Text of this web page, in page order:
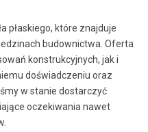
płaskiego, które znajduje
budownictwa. Oferta
konstrukcyjnych, jak i
doświadczeniu oraz
w stanie dostarczyć
oczekiwania nawet